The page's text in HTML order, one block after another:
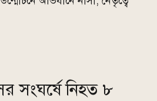
সংঘর্ষে নিহত ৮